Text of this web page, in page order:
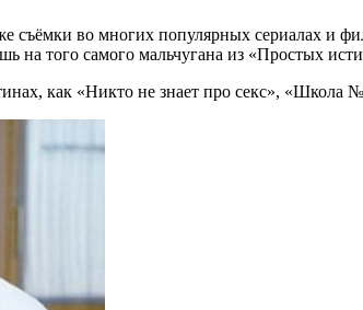
съёмки во многих популярных сериалах и
того самого мальчугана из «Простых
как «Никто не знает про секс», «Школа